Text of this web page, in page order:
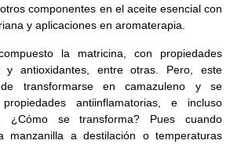
componentes en el aceite esencial con
y aplicaciones en aromaterapia.
la matricina, con propiedades
y antioxidantes, entre otras. Pero, este
transformarse en camazuleno y se
antiinflamatorias, e incluso
¿Cómo se transforma? Pues cuando
manzanilla a destilación o temperaturas